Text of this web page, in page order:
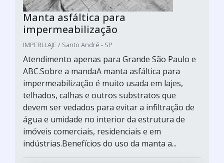
Manta asfáltica para
impermeabilização
IMPERLLAJE / Santo André - SP
Atendimento apenas para Grande São Paulo e
ABC.Sobre a mandaA manta asfáltica para
impermeabilização é muito usada em lajes,
telhados, calhas e outros substratos que
devem ser vedados para evitar a infiltração de
água e umidade no interior da estrutura de
imóveis comerciais, residenciais e em
indústrias.Benefícios do uso da manta a...